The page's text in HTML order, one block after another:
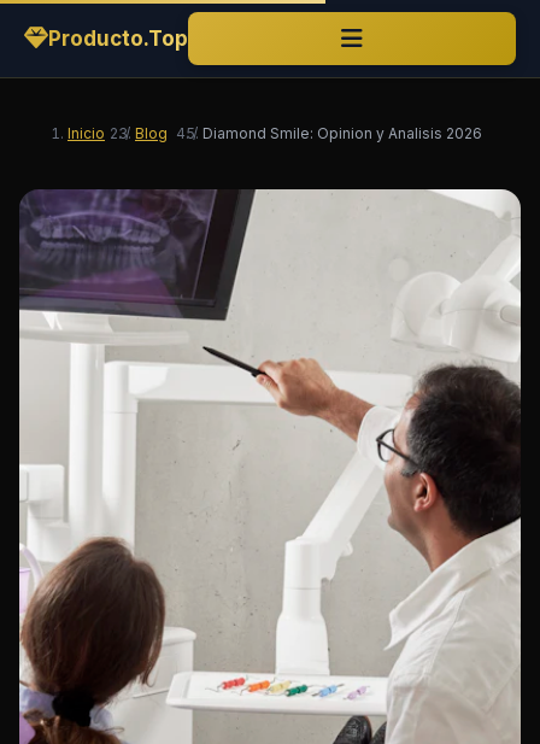
Producto.Top
Inicio / Blog / Diamond Smile: Opinion y Analisis 2026